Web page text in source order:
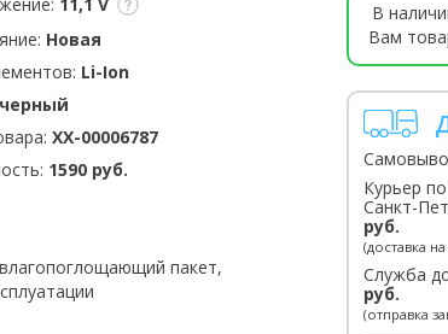
Новая
Li-Ion
черный
XX-00006787
1590 руб.
пакет,
В
Вам
Курьер
Санкт-
руб.
(доставка на
Служба
руб.
(отправка